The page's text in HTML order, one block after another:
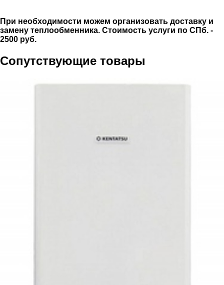
При необходимости можем организовать доставку и
замену теплообменника. Стоимость услуги по СПб. -
2500 руб.
Сопутствующие товары